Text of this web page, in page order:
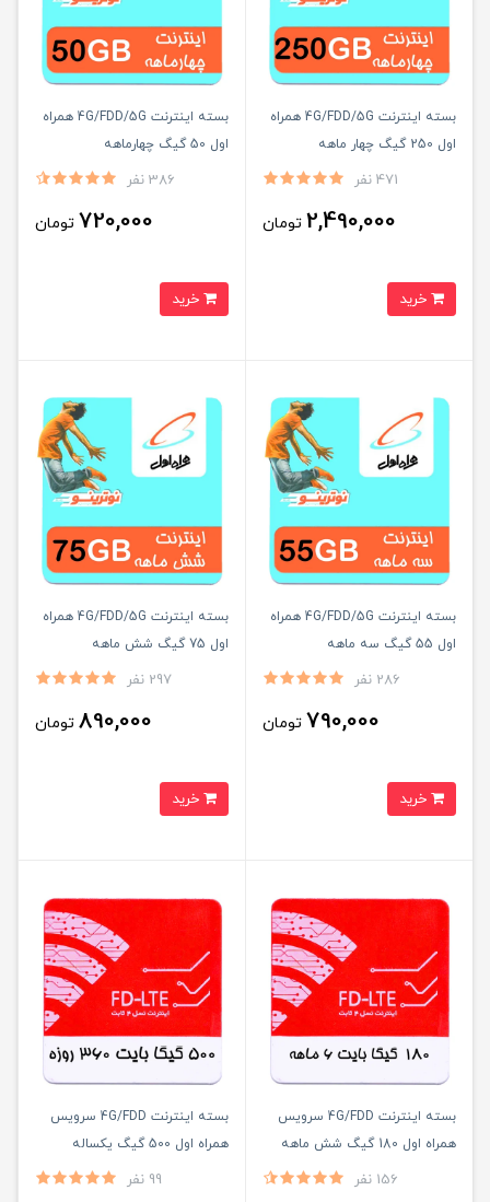
بسته اینترنت 4G/FDD/5G همراه
اول 250 گیگ چهار ماهه
471 نفر
2,490,000 تومان
بسته اینترنت 4G/FDD/5G همراه
اول 50 گیگ چهارماهه
386 نفر
720,000 تومان
بسته اینترنت 4G/FDD/5G همراه
اول 55 گیگ سه ماهه
286 نفر
790,000 تومان
بسته اینترنت 4G/FDD/5G همراه
اول 75 گیگ شش ماهه
297 نفر
890,000 تومان
بسته اینترنت 4G/FDD سرویس
همراه اول 180 گیگ شش ماهه
156 نفر
بسته اینترنت 4G/FDD سرویس
همراه اول 500 گیگ یکساله
99 نفر